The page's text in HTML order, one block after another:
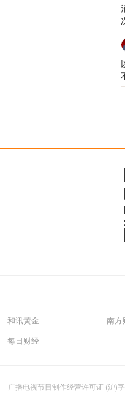
和讯黄金 南方
每日财经
广播电视节目制作经营许可证 (沪)